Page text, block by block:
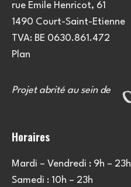
rue Emile Henricot, 61
1490 Court-Saint-Etienne
TVA: BE 0630.861.472
Plan
Projet abrité au sein de
Horaires
Mardi – Vendredi : 9h – 23h
Samedi : 10h – 23h